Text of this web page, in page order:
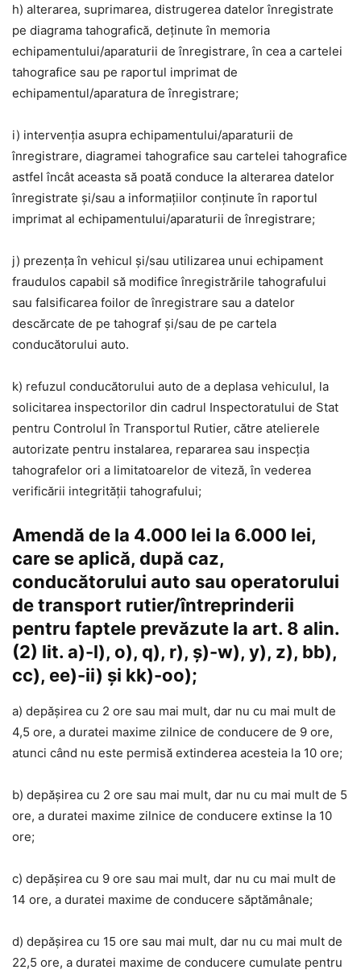
h) alterarea, suprimarea, distrugerea datelor înregistrate
pe diagrama tahografică, deținute în memoria
echipamentului/aparaturii de înregistrare, în cea a cartelei
tahografice sau pe raportul imprimat de
echipamentul/aparatura de înregistrare;
i) intervenția asupra echipamentului/aparaturii de
înregistrare, diagramei tahografice sau cartelei tahografice
astfel încât aceasta să poată conduce la alterarea datelor
înregistrate și/sau a informațiilor conținute în raportul
imprimat al echipamentului/aparaturii de înregistrare;
j) prezența în vehicul și/sau utilizarea unui echipament
fraudulos capabil să modifice înregistrările tahografului
sau falsificarea foilor de înregistrare sau a datelor
descărcate de pe tahograf și/sau de pe cartela
conducătorului auto.
k) refuzul conducătorului auto de a deplasa vehiculul, la
solicitarea inspectorilor din cadrul Inspectoratului de Stat
pentru Controlul în Transportul Rutier, către atelierele
autorizate pentru instalarea, repararea sau inspecția
tahografelor ori a limitatoarelor de viteză, în vederea
verificării integrității tahografului;
Amendă de la 4.000 lei la 6.000 lei,
care se aplică, după caz,
conducătorului auto sau operatorului
de transport rutier/întreprinderii
pentru faptele prevăzute la art. 8 alin.
(2) lit. a)-l), o), q), r), ș)-w), y), z), bb),
cc), ee)-ii) și kk)-oo);
a) depășirea cu 2 ore sau mai mult, dar nu cu mai mult de
4,5 ore, a duratei maxime zilnice de conducere de 9 ore,
atunci când nu este permisă extinderea acesteia la 10 ore;
b) depășirea cu 2 ore sau mai mult, dar nu cu mai mult de 5
ore, a duratei maxime zilnice de conducere extinse la 10
ore;
c) depășirea cu 9 ore sau mai mult, dar nu cu mai mult de
14 ore, a duratei maxime de conducere săptămânale;
d) depășirea cu 15 ore sau mai mult, dar nu cu mai mult de
22,5 ore, a duratei maxime de conducere cumulate pentru